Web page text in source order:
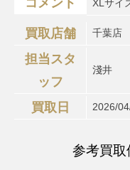
コメント XLサイ
買取店舗 千葉店
担当スタ
ッフ
淺井
買取日 2026/
参考買取